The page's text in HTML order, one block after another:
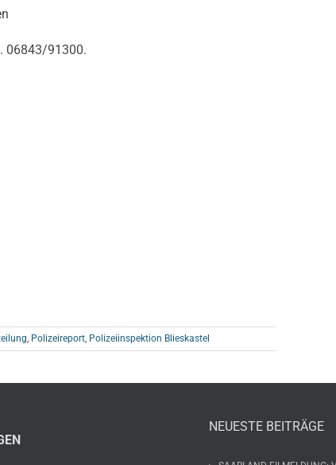
06843/91300.
, Polizeireport, Polizeiinspektion Blieskastel
NEUESTE BEITRÄGE